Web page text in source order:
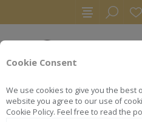
Cookie Consent
We use cookies to give you the best
website you agree to our use of
Cookie Policy. Feel free to read the